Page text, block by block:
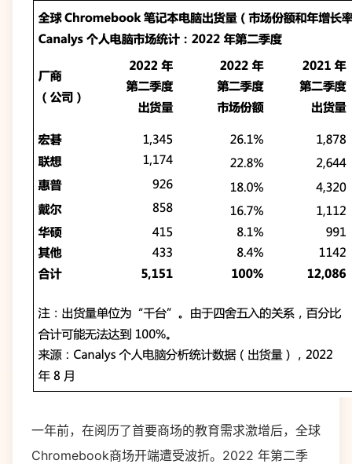
一年前，在阅历了首要商场的教育需求激增后，全球
Chromebook商场开端遭受波折。2022 年第二季